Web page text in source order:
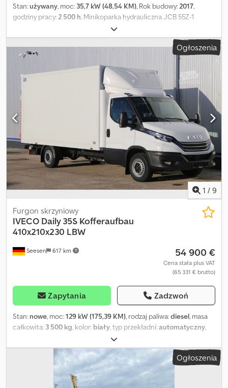
Stan:używany, moc: 35,7 kW (48,54 KM), Rok budowy:2017,
godziny pracy:2 500 h, Minikoparka hydrauliczna JCB 55Z-1
Gąsienice gumowe, lemiesz przedni; Układ hydrauliczny; Crsdexfk
Tpspfx Akvef Sterowanie serwo, klimatyzacja; Silnik Perkins, moc
35,7 kW przy 2600 obr./min; Masa robocza 5428 kg; Około 2500
motogodzin; Rok produkcji 2017;
Ogłoszenia
1 / 9
Seesen 617 km
Furgon skrzyniowy
IVECO Daily 35S Kofferaufbau
410x210x230 LBW
54 900 €
Cena stała plus VAT
(65 331 € brutto)
Zapytania Zadzwoń
Stan: nowe, moc:129 kW (175,39 KM), rodzaj paliwa:diesel, masa
całkowita: 3 500 kg, kolor: biały, typ przekładni:automatyczny,
, długość przestrzeni ładunkowej:
szerokość przestrzeni ładunkowej:2 100 mm, wysokość
przestrzeni ładunkowej: 2 300 mm , Wyposażenie:
ABS, centralny
zamek, elektroniczny program stabilizacji (ESP), filtr sadzy,
klimatyzacja, system nawigacji, windy załadunkowa
Ogłoszenia